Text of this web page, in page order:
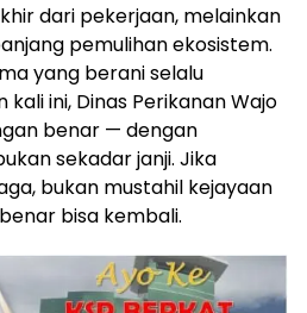
dari pekerjaan, melainkan
pemulihan ekosistem.
yang berani selalu
ini, Dinas Perikanan Wajo
benar — dengan
sekadar janji. Jika
bukan mustahil kejayaan
bisa kembali.